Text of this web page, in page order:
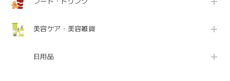
美容ケア・美容雑貨
日用品